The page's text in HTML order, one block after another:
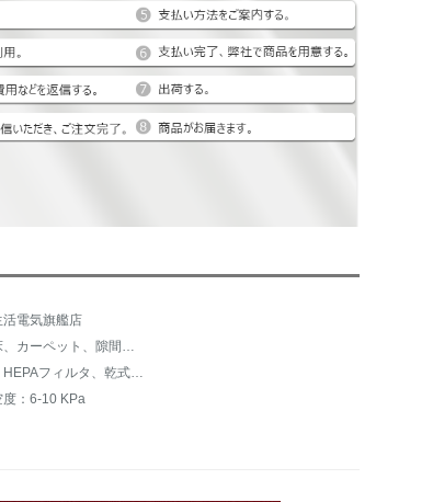
電気旗艦店
適用環境：床、カーペット、隙間、キッチン
製品の特徴：HEPAフィルタ、乾式、カーペット式
：6-10 KPa